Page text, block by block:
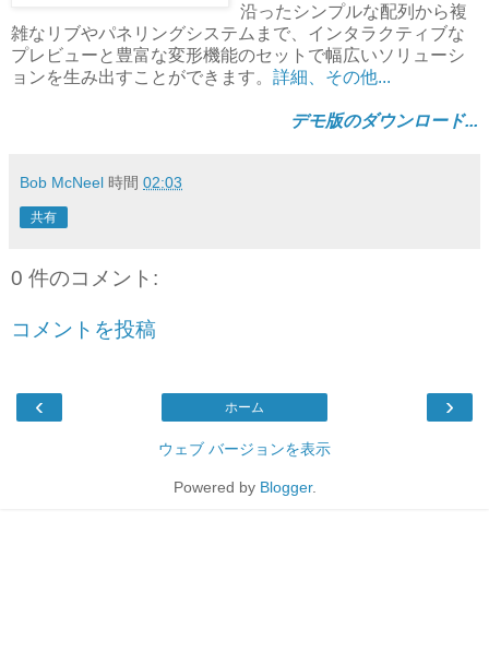
沿ったシンプルな配列から複
雑なリブやパネリングシステムまで、インタラクティブな
プレビューと豊富な変形機能のセットで幅広いソリューシ
ョンを生み出すことができます。 詳細、その他...
デモ版のダウンロード...
Bob McNeel 時間 02:03
共有
0 件のコメント:
コメントを投稿
‹ ›
ホーム
ウェブ バージョンを表示
Powered by Blogger.